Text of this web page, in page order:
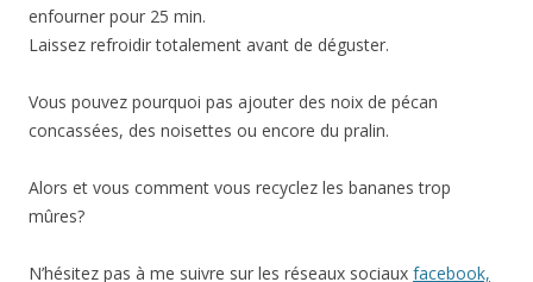
enfourner pour 25 min.
Laissez refroidir totalement avant de déguster.
Vous pouvez pourquoi pas ajouter des noix de pécan
concassées, des noisettes ou encore du pralin.
Alors et vous comment vous recyclez les bananes trop
mûres?
N’hésitez pas à me suivre sur les réseaux sociaux facebook,